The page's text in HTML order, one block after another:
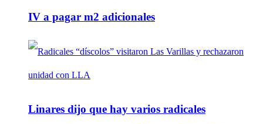
IV a pagar m2 adicionales
Linares dijo que hay varios radicales